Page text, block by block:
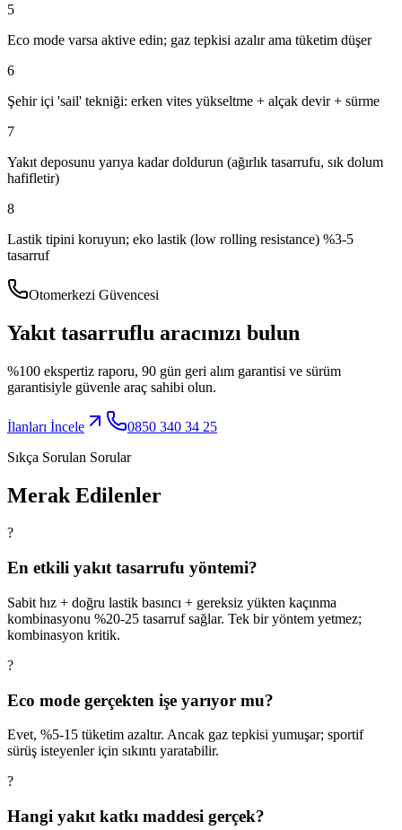
5
Eco mode varsa aktive edin; gaz tepkisi azalır ama tüketim düşer
6
Şehir içi 'sail' tekniği: erken vites yükseltme + alçak devir + sürme
7
Yakıt deposunu yarıya kadar doldurun (ağırlık tasarrufu, sık dolum
hafifletir)
8
Lastik tipini koruyun; eko lastik (low rolling resistance) %3-5
tasarruf
Otomerkezi Güvencesi
Yakıt tasarruflu aracınızı bulun
%100 ekspertiz raporu, 90 gün geri alım garantisi ve sürüm
garantisiyle güvenle araç sahibi olun.
İlanları İncele
0850 340 34 25
Sıkça Sorulan Sorular
Merak Edilenler
?
En etkili yakıt tasarrufu yöntemi?
Sabit hız + doğru lastik basıncı + gereksiz yükten kaçınma
kombinasyonu %20-25 tasarruf sağlar. Tek bir yöntem yetmez;
kombinasyon kritik.
?
Eco mode gerçekten işe yarıyor mu?
Evet, %5-15 tüketim azaltır. Ancak gaz tepkisi yumuşar; sportif
sürüş isteyenler için sıkıntı yaratabilir.
?
Hangi yakıt katkı maddesi gerçek?